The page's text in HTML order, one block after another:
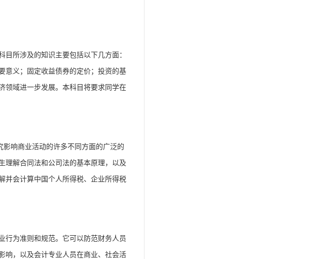
目 所涉及的知识主要包括以下几方面：
意义；固定收益债券的定价；投资的基
领域进一步发展。本科目将要求同学在
影响商业活动的许多不同方面的广泛的
理解合同法和公司法的基本原理，以及
并会计算中国个人所得税、企业所得税
行为准则和规范。它可以防范财务人员
响，以及会计专业人员在商业、社会活